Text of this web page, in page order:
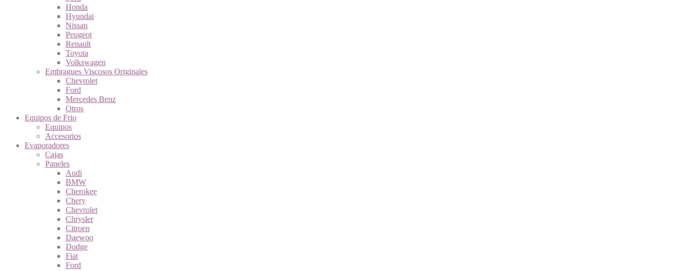
Honda
Hyundai
Nissan
Peugeot
Renault
Toyota
Volkswagen
Embragues Viscosos Originales
Chevrolet
Ford
Mercedes Benz
Otros
Equipos de Frio
Equipos
Accesorios
Evaporadores
Cajas
Paneles
Audi
BMW
Cherokee
Chery
Chevrolet
Chrysler
Citroen
Daewoo
Dodge
Fiat
Ford